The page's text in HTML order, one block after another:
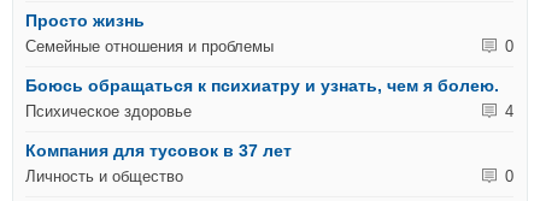
Просто жизнь
Семейные отношения и проблемы 0
Боюсь обращаться к психиатру и узнать, чем я болею.
Психическое здоровье 4
Компания для тусовок в 37 лет
Личность и общество 0